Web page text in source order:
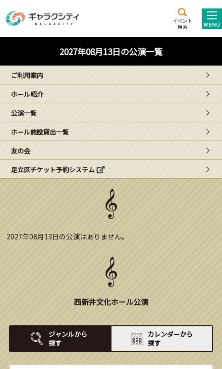
イベント
検索
施設案内
西新井
文化ホール
ギャラクシティとは
こどもみーてぃんぐ
Gがくえん
ブランドからのお知らせ
2027年08月13日の公演一覧
ご利用案内
ホール紹介
公演一覧
ホール施設貸出一覧
友の会
足立区チケット予約システム
2027年08月13日の公演はありません。
西新井文化ホール公演
ジャンルから
探す
カレンダーから
探す